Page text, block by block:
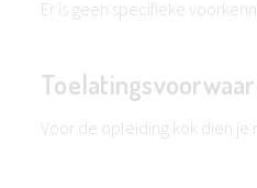
Er is geen specifieke
Voor de opleiding kok dien je